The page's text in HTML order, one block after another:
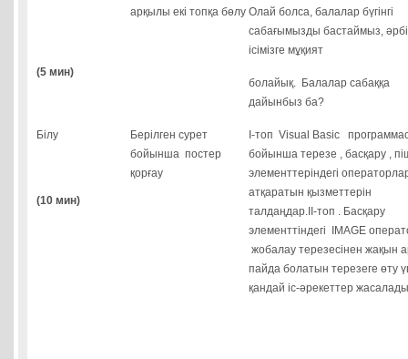
(5 мин)
арқылы екі топқа бөлу Олай болса, балалар бүгінгі
сабағымызды бастаймыз,
ісімізге мұқият
болайық. Балалар сабаққа
дайынбыз ба?
Білу
(10 мин)
Берілген сурет
бойынша постер
қорғау
І-топ Visual Вasic
бойынша терезе , басқару ,
элементтеріндегі
атқаратын қызметтерін
талдаңдар.ІІ-топ . Басқару
элементтіндегі IMAGE
жобалау терезесінен жақын
пайда болатын терезеге өту
қандай іс-әрекеттер